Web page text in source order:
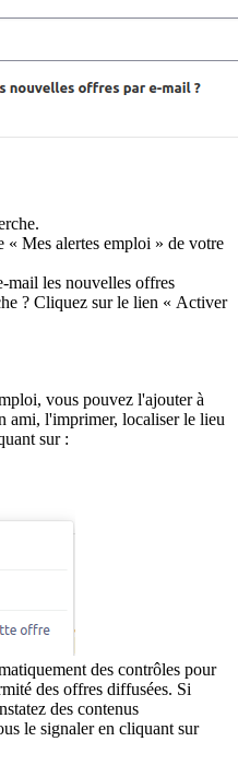
« Mes alertes emploi » de votre
mail les nouvelles offres
? Cliquez sur le lien « Activer
vous pouvez l'ajouter à
ami, l'imprimer, localiser le lieu
sur :
des contrôles pour
des offres diffusées. Si
des contenus
le signaler en cliquant sur